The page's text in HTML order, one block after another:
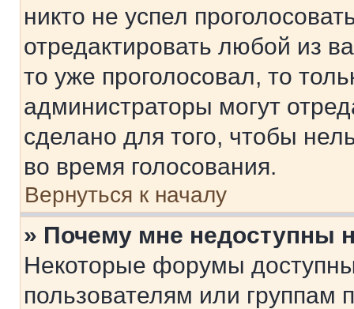
никто не успел
отредактировать любой из
то уже проголосовал, то
администраторы могут
сделано для того, чтобы
во время голосования.
Вернуться к началу
» Почему мне недоступны
Некоторые форумы
пользователям или группам